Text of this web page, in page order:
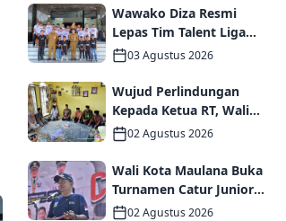
Asrama Polda Jambi
Wawako Diza Resmi
Lepas Tim Talent Liga
TopSkor Jambi Menuju
03 Agustus 2026
Wujud Perlindungan
Kepada Ketua RT, Wali
Kota Maulana Bertakziah
dan Serahkan Santunan
Jaminan Kematian
kepada Ahli Waris
02 Agustus 2026
Wali Kota Maulana Buka
Turnamen Catur Junior
2026, Pemkot Jambi
02 Agustus 2026